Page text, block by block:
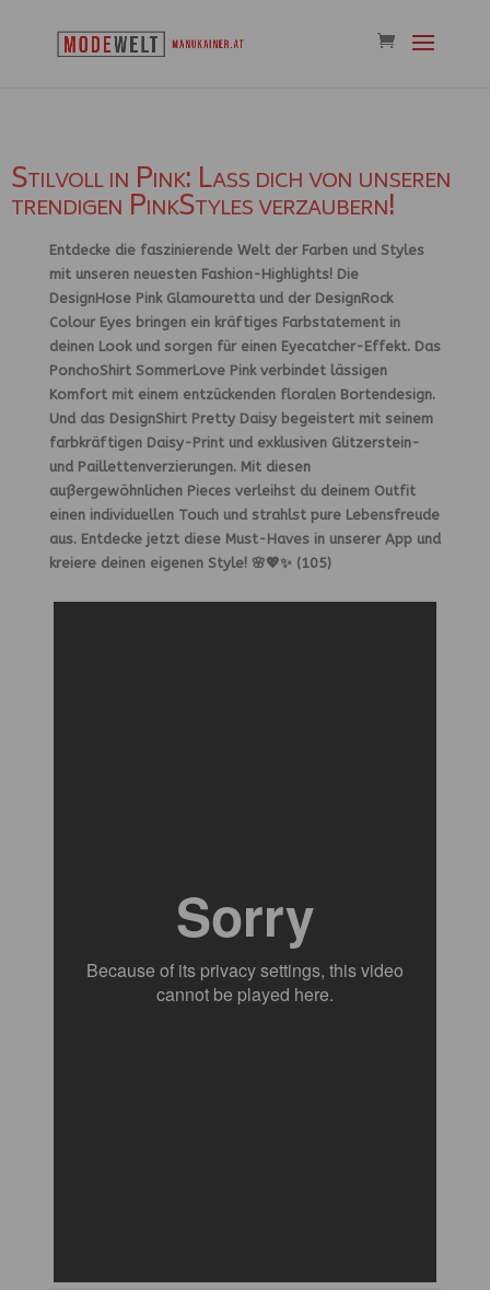
Stilvoll in Pink: Lass dich von unseren
trendigen PinkStyles verzaubern!
Entdecke die faszinierende Welt der Farben und Styles
mit unseren neuesten Fashion-Highlights! Die
DesignHose Pink Glamouretta und der DesignRock
Colour Eyes bringen ein kräftiges Farbstatement in
deinen Look und sorgen für einen Eyecatcher-Effekt. Das
PonchoShirt SommerLove Pink verbindet lässigen
Komfort mit einem entzückenden floralen Bortendesign.
Und das DesignShirt Pretty Daisy begeistert mit seinem
farbkräftigen Daisy-Print und exklusiven Glitzerstein-
und Paillettenverzierungen. Mit diesen
außergewöhnlichen Pieces verleihst du deinem Outfit
einen individuellen Touch und strahlst pure Lebensfreude
aus. Entdecke jetzt diese Must-Haves in unserer App und
kreiere deinen eigenen Style! 🌸💖✨ (105)